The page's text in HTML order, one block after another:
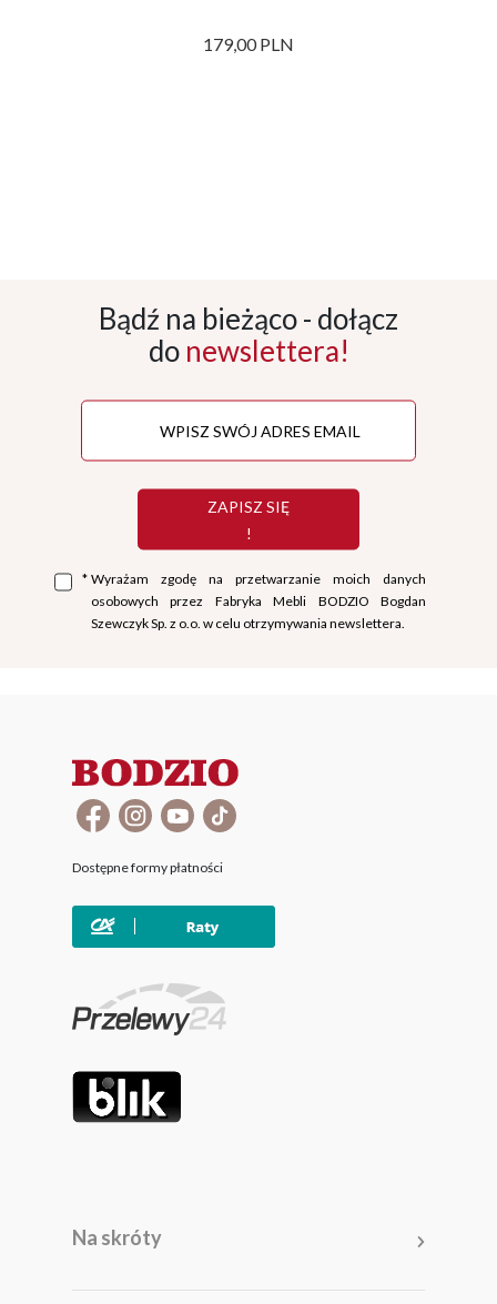
179,00 PLN
Bądź na bieżąco - dołącz
do newslettera!
ZAPISZ SIĘ
!
* Wyrażam zgodę na przetwarzanie moich danych
osobowych przez Fabryka Mebli BODZIO Bogdan
Szewczyk Sp. z o.o. w celu otrzymywania newslettera.
Dostępne formy płatności
Na skróty